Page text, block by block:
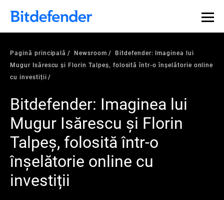
Pagină principală Newsroom
Bitdefender: Imaginea lui
Mugur Isărescu și Florin Talpeș, folosită într-o înșelătorie online
cu investiții
Bitdefender: Imaginea lui
Mugur Isărescu și Florin
Talpeș, folosită într-o
înșelătorie online cu
investiții